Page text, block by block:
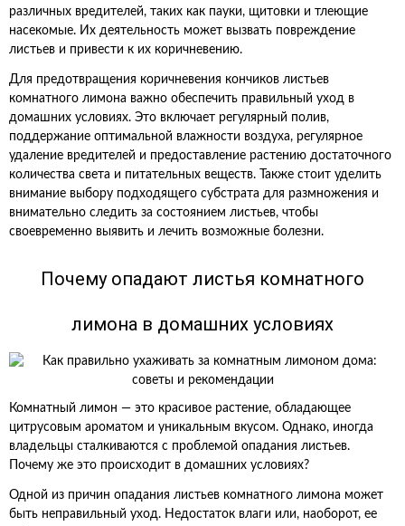
различных вредителей, таких как пауки, щитовки и тлеющие
насекомые. Их деятельность может вызвать повреждение
листьев и привести к их коричневению.
Для предотвращения коричневения кончиков листьев
комнатного лимона важно обеспечить правильный уход в
домашних условиях. Это включает регулярный полив,
поддержание оптимальной влажности воздуха, регулярное
удаление вредителей и предоставление растению достаточного
количества света и питательных веществ. Также стоит уделить
внимание выбору подходящего субстрата для размножения и
внимательно следить за состоянием листьев, чтобы
своевременно выявить и лечить возможные болезни.
Почему опадают листья комнатного
лимона в домашних условиях
Комнатный лимон — это красивое растение, обладающее
цитрусовым ароматом и уникальным вкусом. Однако, иногда
владельцы сталкиваются с проблемой опадания листьев.
Почему же это происходит в домашних условиях?
Одной из причин опадания листьев комнатного лимона может
быть неправильный уход. Недостаток влаги или, наоборот, ее